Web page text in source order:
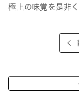
極上の味覚を是非